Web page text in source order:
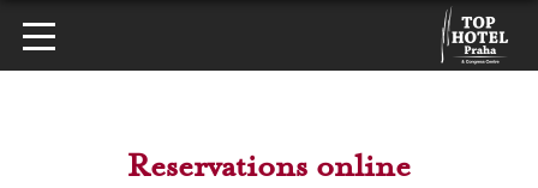
Reservations online